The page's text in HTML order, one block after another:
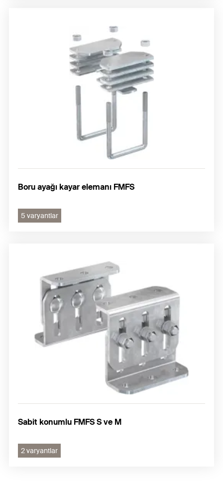
Boru ayağı kayar elemanı FMFS
5 varyantlar
Sabit konumlu FMFS S ve M
2 varyantlar